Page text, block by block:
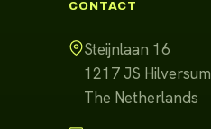
CONTACT
Steijnlaan 16
1217 JS Hilversum
The Netherlands